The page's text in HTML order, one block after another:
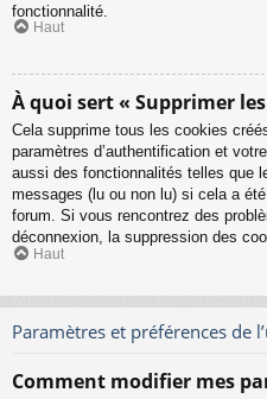
fonctionnalité.
Haut
À quoi sert « Supprimer
Cela supprime tous les cookies
paramètres d’authentification et
aussi des fonctionnalités telles que
messages (lu ou non lu) si cela a
forum. Si vous rencontrez des
déconnexion, la suppression des
Haut
Paramètres et préférences de
Comment modifier mes